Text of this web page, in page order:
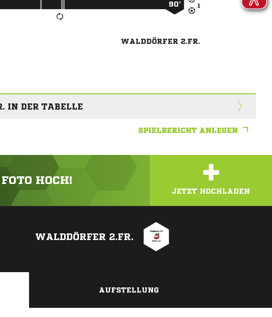

90’
WALDDÖRFER 2.FR.
IN DER TABELLE
SPIELBERICHT ANLEGEN
HOCH! +
JETZT HOCHLADEN
WALDDÖRFER 2.FR.
AUFSTELLUNG